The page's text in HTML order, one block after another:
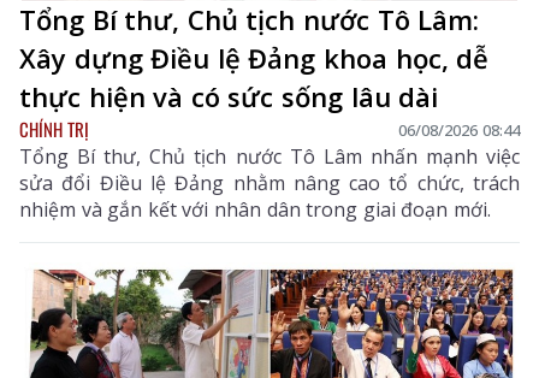
Tổng Bí thư, Chủ tịch nước Tô Lâm:
Xây dựng Điều lệ Đảng khoa học, dễ
thực hiện và có sức sống lâu dài
CHÍNH TRỊ 06/08/2026 08:44
Tổng Bí thư, Chủ tịch nước Tô Lâm nhấn mạnh việc
sửa đổi Điều lệ Đảng nhằm nâng cao tổ chức, trách
nhiệm và gắn kết với nhân dân trong giai đoạn mới.